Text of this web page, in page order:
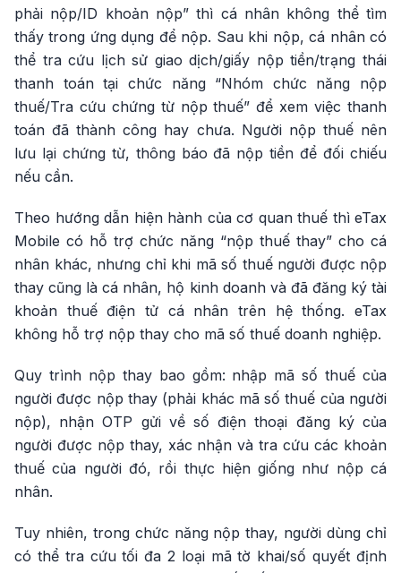
phải nộp/ID khoản nộp” thì cá nhân không thể tìm
thấy trong ứng dụng để nộp. Sau khi nộp, cá nhân có
thể tra cứu lịch sử giao dịch/giấy nộp tiền/trạng thái
thanh toán tại chức năng “Nhóm chức năng nộp
thuế/Tra cứu chứng từ nộp thuế” để xem việc thanh
toán đã thành công hay chưa. Người nộp thuế nên
lưu lại chứng từ, thông báo đã nộp tiền để đối chiếu
nếu cần.
Theo hướng dẫn hiện hành của cơ quan thuế thì eTax
Mobile có hỗ trợ chức năng “nộp thuế thay” cho cá
nhân khác, nhưng chỉ khi mã số thuế người được nộp
thay cũng là cá nhân, hộ kinh doanh và đã đăng ký tài
khoản thuế điện tử cá nhân trên hệ thống. eTax
không hỗ trợ nộp thay cho mã số thuế doanh nghiệp.
Quy trình nộp thay bao gồm: nhập mã số thuế của
người được nộp thay (phải khác mã số thuế của người
nộp), nhận OTP gửi về số điện thoại đăng ký của
người được nộp thay, xác nhận và tra cứu các khoản
thuế của người đó, rồi thực hiện giống như nộp cá
nhân.
Tuy nhiên, trong chức năng nộp thay, người dùng chỉ
có thể tra cứu tối đa 2 loại mã tờ khai/số quyết định